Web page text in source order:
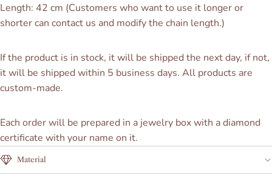
Length: 42 cm (Customers who want to use it longer or
shorter can contact us and modify the chain length.)
If the product is in stock, it will be shipped the next day, if not,
it will be shipped within 5 business days. All products are
custom-made.
Each order will be prepared in a jewelry box with a diamond
certificate with your name on it.
Material